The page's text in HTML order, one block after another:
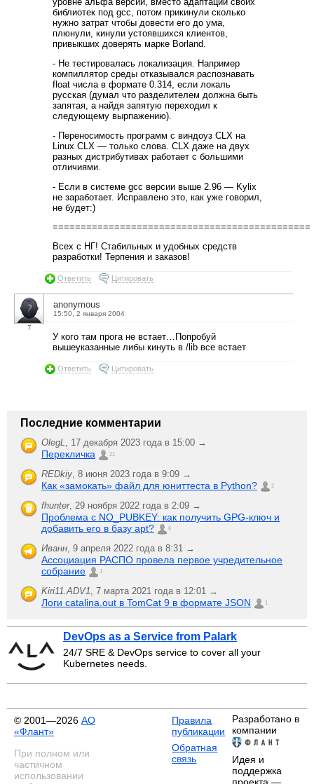
библиотек под gcc, потом прикинули сколько
нужно затрат чтобы довести его до ума,
плюнули, кинули устоявшихся клиентов,
привыкших доверять марке Borland.
- Не тестировалась локализация. Например
компиллятор среды отказывался распознавать
float числа в формате 0.314, если локаль
русская (думал что разделителем должна быть
запятая, а найдя запятую переходил к
следующему вырпажению).
- Переносимость программ с виндоуз CLX на
Linux CLX — только слова. CLX даже на двух
разных дистрибутивах работает с большими
отличиями.
- Если в системе gcc версии выше 2.96 — Kylix
не заработает. Исправлено это, как уже говорил,
не будет:)
==============================================
Всех с НГ! Cтабильных и удобных средств
разработки! Терпения и заказов!
Ответить Цитировать
7
anonymous
15:50, 2 января 2004
У кого там прога не встает…Попробуй
вышеуказанные либы кинуть в /lib все встает
Ответить Цитировать
Последние комментарии
OlegL 17 декабря 2023 года в 15:00 →
Перекличка 21
REDkiy 8 июня 2023 года в 9:09 →
Как «замокать» файл для юниттеста в Python? 2
fhunter, 29 ноября 2022 года в 2:09 →
Проблема с NO_PUBKEY: как получить GPG-ключ и
добавить его в базу apt?
6
Иванн 9 апреля 2022 года в 8:31 →
Ассоциация РАСПО провела первое учредительное
собрание
1
Kiri11.ADV1 7 марта 2021 года в 12:01 →
Логи catalina.out в TomCat 9 в формате JSON 1
DevOps as a Service from Palark
24/7 SRE & DevOps service to cover all your
Kubernetes needs.
© 2001—2026 АО
«Флант»
При полном или
частичном
использовании
Правила
публикации
Обратная
связь
Разработано в
компании
Идея и
поддержка